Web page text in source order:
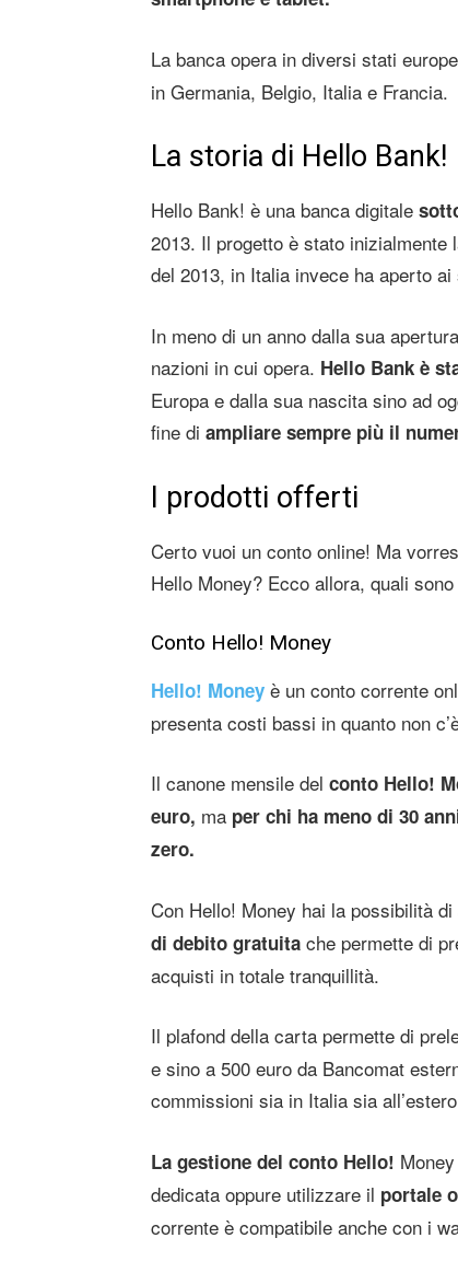
La banca opera in diversi stati
in Germania, Belgio, Italia e Francia.
La storia di Hello Bank!
Hello Bank! è una banca digitale
2013. Il progetto è stato
del 2013, in Italia invece ha aperto
In meno di un anno dalla sua
nazioni in cui opera. Hello Bank è
Europa e dalla sua nascita sino ad
fine di ampliare sempre più il
I prodotti offerti
Certo vuoi un conto online! Ma
Hello Money? Ecco allora, quali
Conto Hello! Money
Hello! Money è un conto corrente
presenta costi bassi in quanto non
Il canone mensile del conto Hello!
euro, ma per chi ha meno di 30
zero.
Con Hello! Money hai la possibilità di
di debito gratuita che permette di
acquisti in totale tranquillità.
Il plafond della carta permette di
e sino a 500 euro da Bancomat
commissioni sia in Italia sia
La gestione del conto Hello!
dedicata oppure utilizzare il portale
corrente è compatibile anche con i